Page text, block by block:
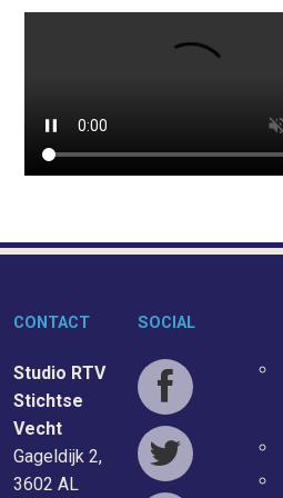
CONTACT
Studio RTV
Stichtse
Vecht
Gageldijk 2,
3602 AL
SOCIAL